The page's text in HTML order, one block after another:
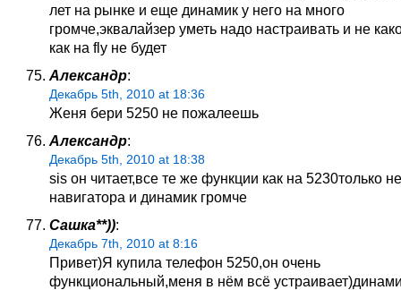
лет на рынке и еще динамик у него на много
громче,эквалайзер уметь надо настраивать и не
как на fly не будет
Александр:
Декабрь 5th, 2010 at 18:36
Женя бери 5250 не пожалеешь
Александр:
Декабрь 5th, 2010 at 18:38
sis он читает,все те же функции как на 5230только
навигатора и динамик громче
Сашка**)):
Декабрь 7th, 2010 at 8:16
Привет)Я купила телефон 5250,он очень
функциональный,меня в нём всё